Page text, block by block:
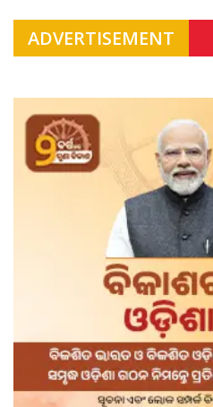
ADVERTISEMENT